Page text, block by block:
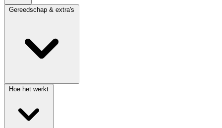
Gereedschap & extra's
Hoe het werkt